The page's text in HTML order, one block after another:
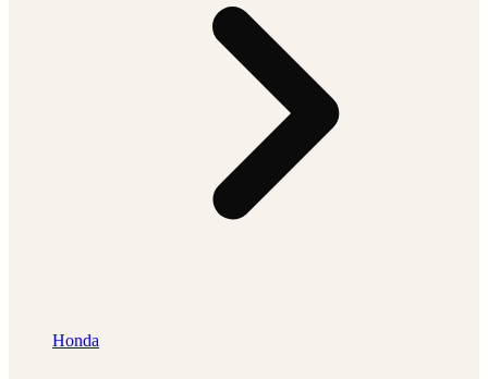
Honda